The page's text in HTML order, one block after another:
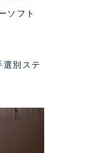
ソフト
選別ステ